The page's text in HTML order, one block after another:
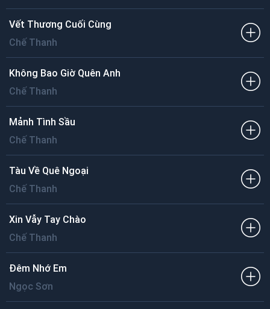
Vết Thương Cuối Cùng
Chế Thanh
Không Bao Giờ Quên Anh
Chế Thanh
Mảnh Tình Sầu
Chế Thanh
Tàu Về Quê Ngoại
Chế Thanh
Xin Vẫy Tay Chào
Chế Thanh
Đêm Nhớ Em
Ngọc Sơn